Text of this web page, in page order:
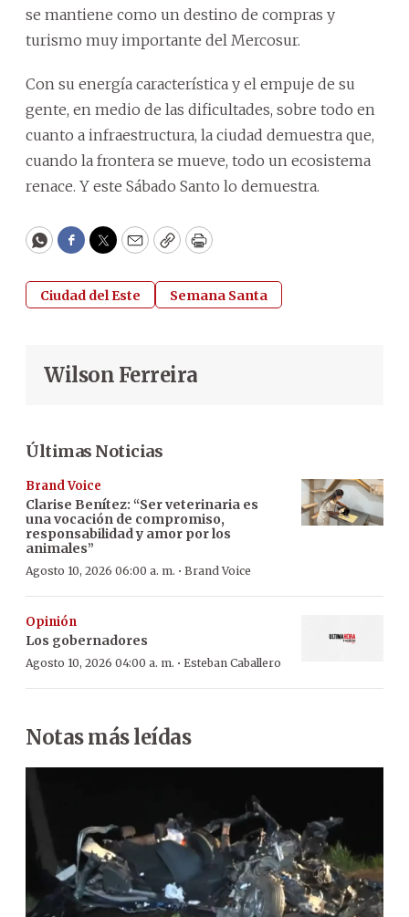
se mantiene como un destino de compras y
turismo muy importante del Mercosur.
Con su energía característica y el empuje de su
gente, en medio de las dificultades, sobre todo en
cuanto a infraestructura, la ciudad demuestra que,
cuando la frontera se mueve, todo un ecosistema
renace. Y este Sábado Santo lo demuestra.
WhatsApp
Facebook
Twitter
EmailCopyPrint
Ciudad del Este Semana Santa
Wilson Ferreira
Últimas Noticias
Brand Voice
Clarise Benítez: “Ser veterinaria es
una vocación de compromiso,
responsabilidad y amor por los
animales”
Agosto 10, 2026 06:00 a. m. · Brand Voice
Opinión
Los gobernadores
Agosto 10, 2026 04:00 a. m. · Esteban Caballero
Notas más leídas